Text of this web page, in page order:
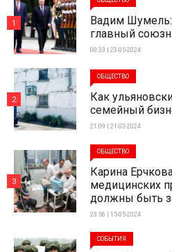
Вадим Шумель:
главный
00:33 | 23-05-2024
1
ОБЩЕСТВО
Как
семейный
21:09 | 21-03-2024
2
ОБЩЕСТВО
Карина
медицинских
должны быть
23:56 | 15-05-2024
3
СОБЫТИЯ